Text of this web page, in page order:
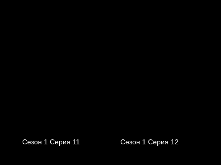
Сезон 1 Серия 11 Сезон 1 Серия 12